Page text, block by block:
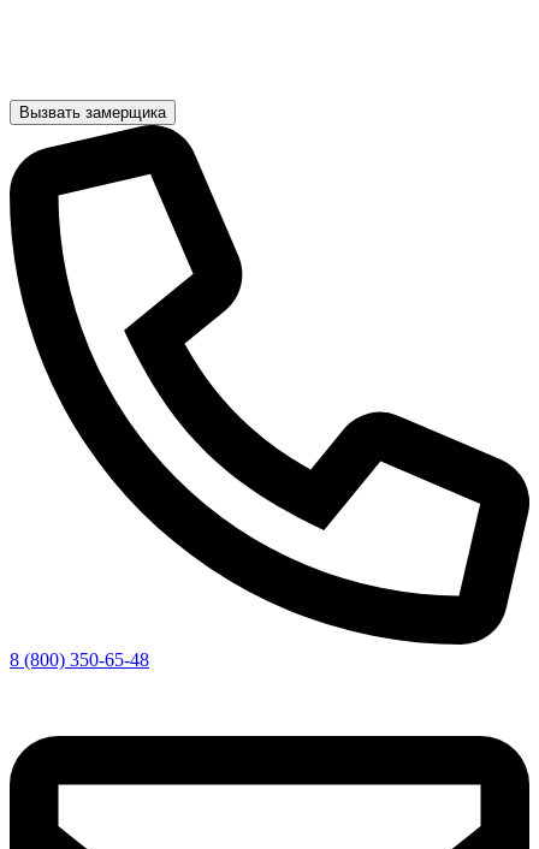
Вызвать замерщика
8 (800) 350-65-48